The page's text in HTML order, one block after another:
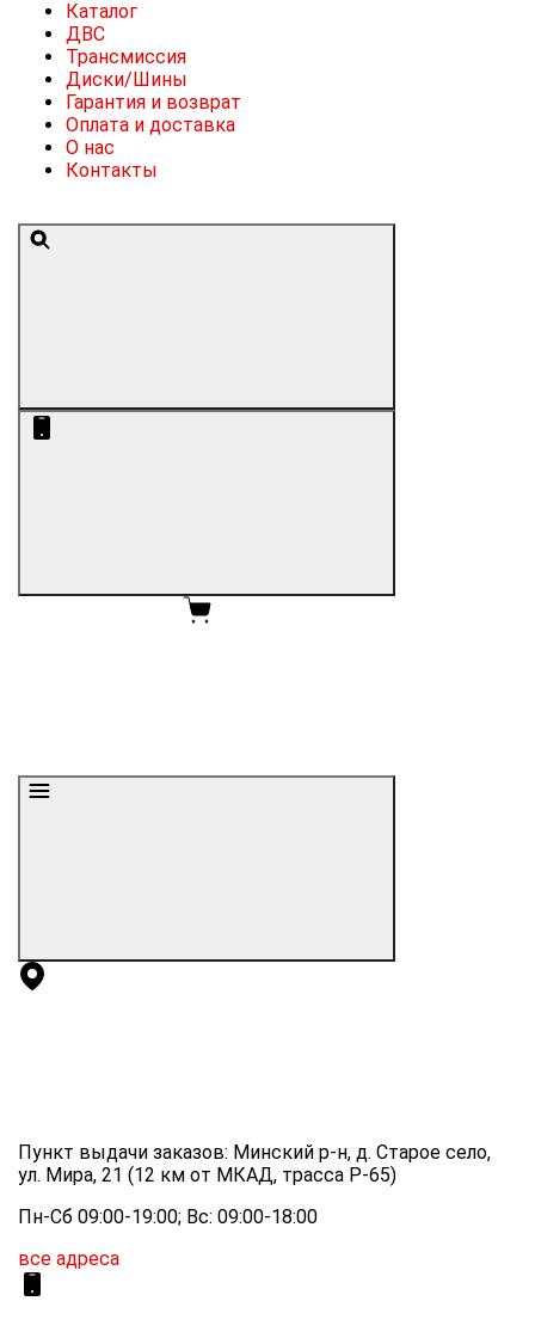
Каталог
ДВС
Трансмиссия
Диски/Шины
Гарантия и возврат
Оплата и доставка
О нас
Контакты
Пункт выдачи заказов: Минский р-н, д. Старое село,
ул. Мира, 21 (12 км от МКАД, трасса P-65)
Пн-Сб 09:00-19:00; Вс: 09:00-18:00
все адреса